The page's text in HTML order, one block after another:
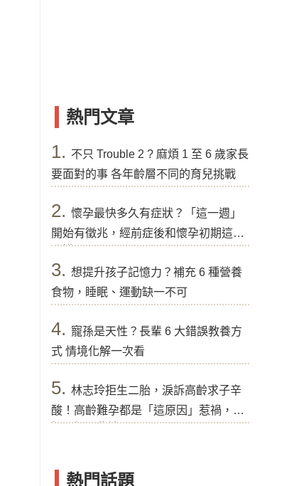
熱門文章
1. 不只 Trouble 2 ? 麻煩 1 至 6 歲家長
要面對的事 各年齡層不同的育兒挑戰
2. 懷孕最快多久有症狀？「這一週」
開始有徵兆，經前症後和懷孕初期這樣
分辨
3. 想提升孩子記憶力？補充 6 種營養
食物，睡眠、運動缺一不可
4. 寵孫是天性？長輩 6 大錯誤教養方
式 情境化解一次看
5. 林志玲拒生二胎，淚訴高齡求子辛
酸！高齡難孕都是「這原因」惹禍，醫
提醒好孕秘訣
熱門話題